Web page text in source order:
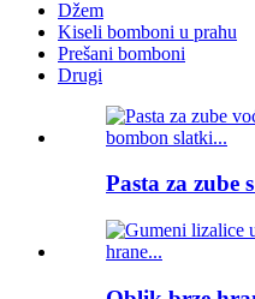
Džem
Kiseli bomboni u prahu
Prešani bomboni
Drugi
Pasta za zube